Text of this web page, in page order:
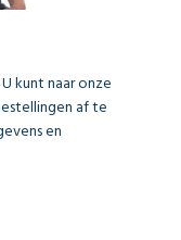
kunt naar onze
af te
en